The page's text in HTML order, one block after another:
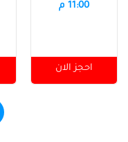
11:00 م
احجز الان